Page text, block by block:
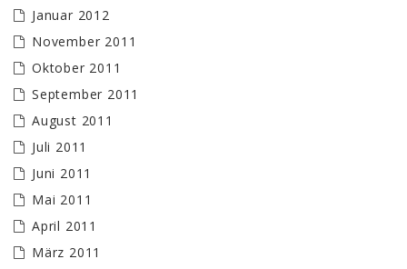
Januar 2012
November 2011
Oktober 2011
September 2011
August 2011
Juli 2011
Juni 2011
Mai 2011
April 2011
März 2011